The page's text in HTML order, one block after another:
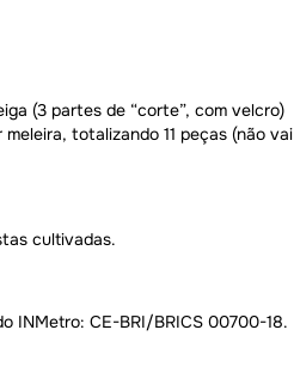
(3 partes de “corte”, com velcro)
totalizando 11 peças (não vai
cultivadas.
INMetro: CE-BRI/BRICS 00700-18.